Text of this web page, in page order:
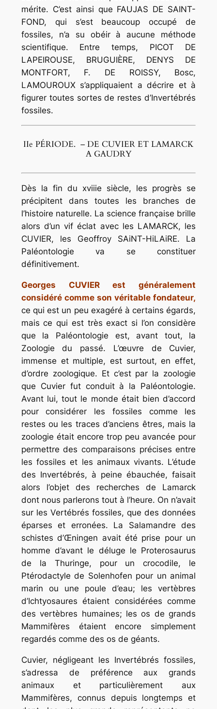
mérite. C’est ainsi que FAUJAS DE SAINT-
FOND, qui s’est beaucoup occupé de
fossiles, n’a su obéir à aucune méthode
scientifique. Entre temps, PICOT DE
LAPEIROUSE, BRUGUIÈRE, DENYS DE
MONTFORT, F. DE ROISSY, Bosc,
LAMOUROUX s’appliquaient a décrire et à
figurer toutes sortes de restes d’Invertébrés
fossiles.
IIe PÉRIODE. – DE CUVIER ET LAMARCK
A GAUDRY
Dès la fin du xviiie siècle, les progrès se
précipitent dans toutes les branches de
l’histoire naturelle. La science française brille
alors d’un vif éclat avec les LAMARCK, les
CUVIER, les Geoffroy SAiNT-HiLAiRE. La
Paléontologie va se constituer
définitivement.
Georges CUVIER est généralement
considéré comme son véritable fondateur,
ce qui est un peu exagéré à certains égards,
mais ce qui est très exact si l’on considère
que la Paléontologie est, avant tout, la
Zoologie du passé. L’œuvre de Cuvier,
immense et multiple, est surtout, en effet,
d’ordre zoologique. Et c’est par la zoologie
que Cuvier fut conduit à la Paléontologie.
Avant lui, tout le monde était bien d’accord
pour considérer les fossiles comme les
restes ou les traces d’anciens êtres, mais la
zoologie était encore trop peu avancée pour
permettre des comparaisons précises entre
les fossiles et les animaux vivants. L’étude
des Invertébrés, à peine ébauchée, faisait
alors l’objet des recherches de Lamarck
dont nous parlerons tout à l’heure. On n’avait
sur les Vertébrés fossiles, que des données
éparses et erronées. La Salamandre des
schistes d’Œningen avait été prise pour un
homme d’avant le déluge le Proterosaurus
de la Thuringe, pour un crocodile, le
Ptérodactyle de Solenhofen pour un animal
marin ou une poule d’eau; les vertèbres
d’Ichtyosaures étaient considérées comme
des vertèbres humaines; les os de grands
Mammifères étaient encore simplement
regardés comme des os de géants.
Cuvier, négligeant les Invertébrés fossiles,
s’adressa de préférence aux grands
animaux et particulièrement aux
Mammifères, connus depuis longtemps et